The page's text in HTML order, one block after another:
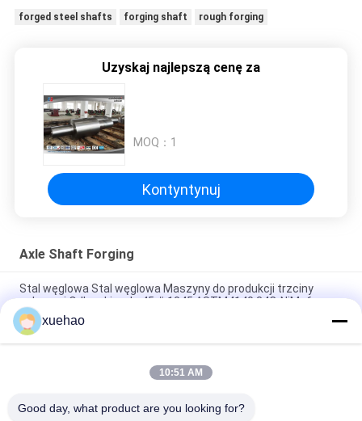
forged steel shafts forging shaft rough forging
Uzyskaj najlepszą cenę za
MOQ： 1
Kontyntynuj
Axle Shaft Forging
Stal węglowa Stal węglowa Maszyny do produkcji trzciny
cukrowej Odkuwki wału 45 # 1045 ASTM4140 34CrNiMo6
18CrNiMo7-6 20CrMnMo 42CrMo 35CrMo wałek rolki, kute
części wałów stalowych części maszyn
ASTM 4140 4130 42CrMo 17CrNiMo6 wał wału kucie, wałek
xuehao
10:51 AM
Good day, what product are you looking for?